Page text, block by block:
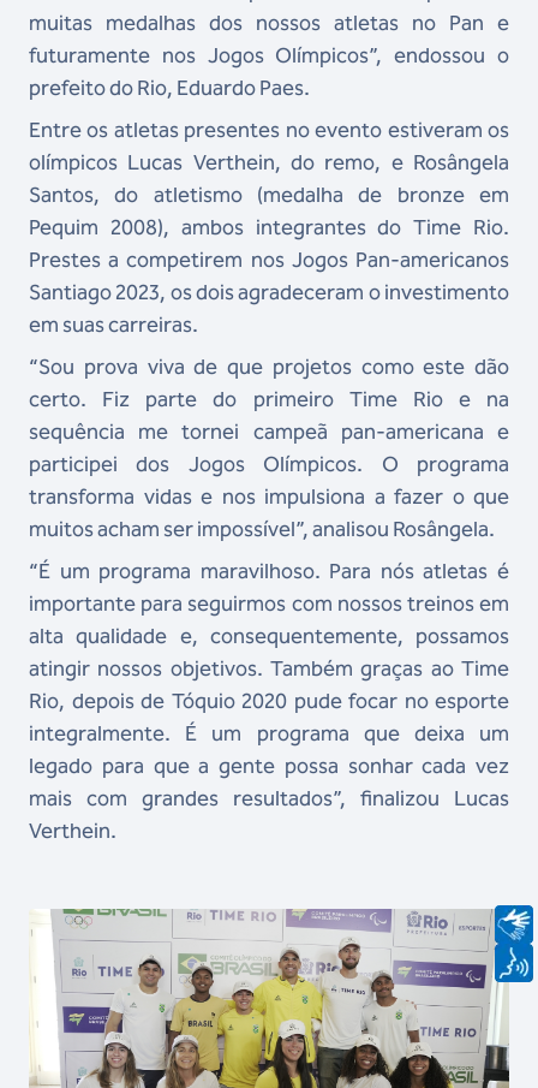
muitas medalhas dos nossos atletas no Pan e
futuramente nos Jogos Olímpicos”, endossou o
prefeito do Rio, Eduardo Paes.
Entre os atletas presentes no evento estiveram os
olímpicos Lucas Verthein, do remo, e Rosângela
Santos, do atletismo (medalha de bronze em
Pequim 2008), ambos integrantes do Time Rio.
Prestes a competirem nos Jogos Pan-americanos
Santiago 2023, os dois agradeceram o investimento
em suas carreiras.
“Sou prova viva de que projetos como este dão
certo. Fiz parte do primeiro Time Rio e na
sequência me tornei campeã pan-americana e
participei dos Jogos Olímpicos. O programa
transforma vidas e nos impulsiona a fazer o que
muitos acham ser impossível”, analisou Rosângela.
“É um programa maravilhoso. Para nós atletas é
importante para seguirmos com nossos treinos em
alta qualidade e, consequentemente, possamos
atingir nossos objetivos. Também graças ao Time
Rio, depois de Tóquio 2020 pude focar no esporte
integralmente. É um programa que deixa um
legado para que a gente possa sonhar cada vez
mais com grandes resultados”, finalizou Lucas
Verthein.